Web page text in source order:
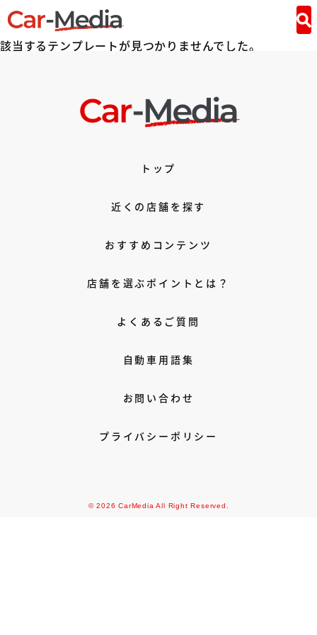
該当するテンプレートが見つかりませんでした。
トップ
近くの店舗を探す
おすすめコンテンツ
店舗を選ぶポイントとは？
よくあるご質問
自動車用語集
お問い合わせ
プライバシーポリシー
© 2026 CarMedia All Right Reserved.